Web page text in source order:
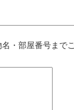
・部屋番号まで